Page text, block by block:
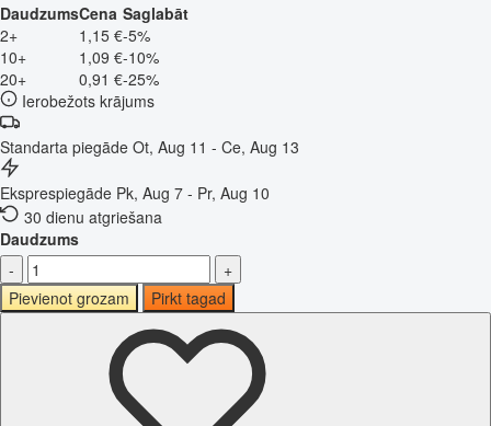
DaudzumsCena Saglabāt
2+
1,15 €-5%
10+
1,09 €-10%
20+
0,91 €-25%
Ierobežots krājums
Standarta piegāde Ot, Aug 11 - Ce, Aug 13
Eksprespiegāde Pk, Aug 7 - Pr, Aug 10
30 dienu atgriešana
Daudzums
-
+
Pievienot grozam
Pirkt tagad